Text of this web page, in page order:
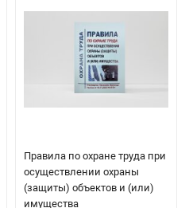
Правила по охране труда при
осуществлении охраны
(защиты) объектов и (или)
имущества